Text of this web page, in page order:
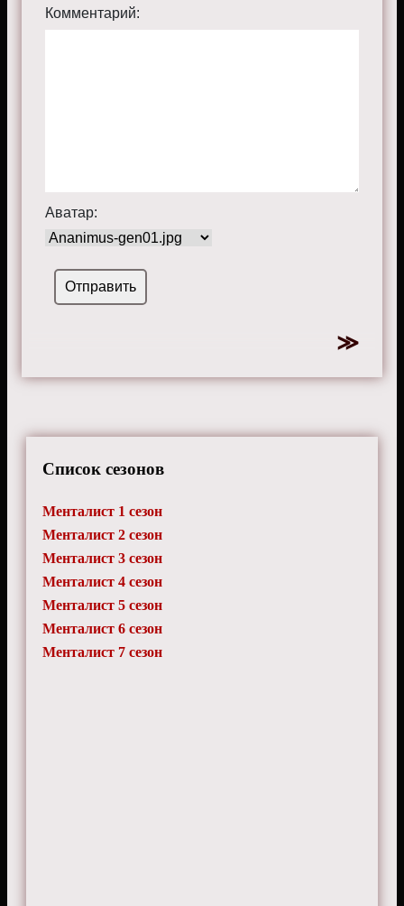
Комментарий:
Аватар:
Список сезонов
Менталист 1 сезон
Менталист 2 сезон
Менталист 3 сезон
Менталист 4 сезон
Менталист 5 сезон
Менталист 6 сезон
Менталист 7 сезон